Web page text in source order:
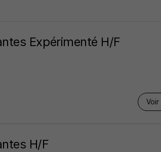
Expérimenté H/F
Voir
H/F